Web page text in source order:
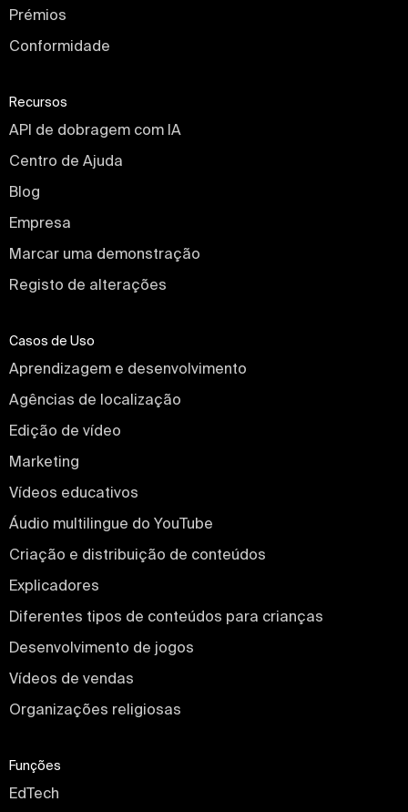
Prémios
Conformidade
Recursos
API de dobragem com IA
Centro de Ajuda
Blog
Empresa
Marcar uma demonstração
Registo de alterações
Casos de Uso
Aprendizagem e desenvolvimento
Agências de localização
Edição de vídeo
Marketing
Vídeos educativos
Áudio multilingue do YouTube
Criação e distribuição de conteúdos
Explicadores
Diferentes tipos de conteúdos para crianças
Desenvolvimento de jogos
Vídeos de vendas
Organizações religiosas
Funções
EdTech